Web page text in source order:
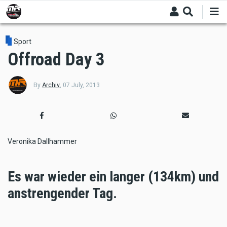
Skip
to
main
content
Sport
Offroad Day 3
By Archiv, 07 July, 2013
Veronika Dallhammer
Es war wieder ein langer (134km) und
anstrengender Tag.